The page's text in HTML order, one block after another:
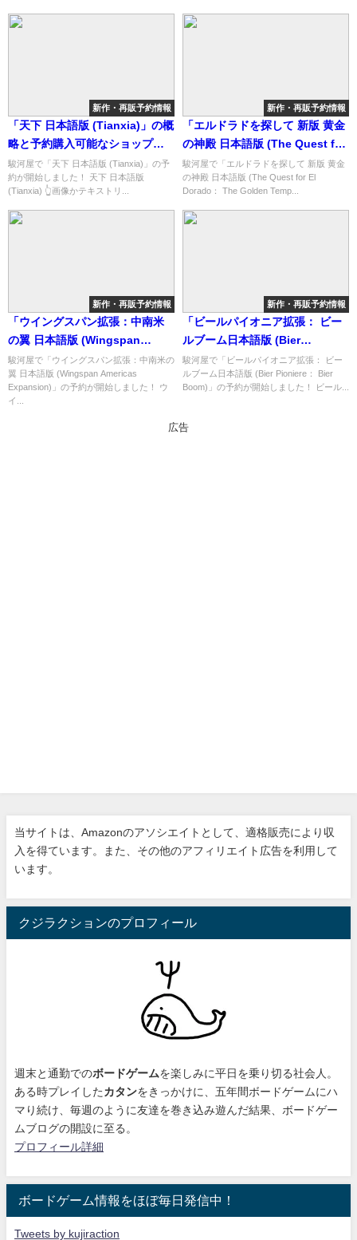
新作・再販予約情報
「天下 日本語版 (Tianxia)」の概
略と予約購入可能なショップ紹
介！
駿河屋で「天下 日本語版 (Tianxia)」の予
約が開始しました！ 天下 日本語版
(Tianxia) 👆画像かテキストリ...
新作・再販予約情報
「エルドラドを探して 新版 黄金
の神殿 日本語版 (The Quest for
El Dorado： The Golden
Temples)」の概略と予約購入可
駿河屋で「エルドラドを探して 新版 黄金
の神殿 日本語版 (The Quest for El
Dorado： The Golden Temp...
新作・再販予約情報
「ウイングスパン拡張：中南米
の翼 日本語版 (Wingspan
Americas Expansion)」の概略
と予約購入可能なショップ紹
介！
駿河屋で「ウイングスパン拡張：中南米の
翼 日本語版 (Wingspan Americas
Expansion)」の予約が開始しました！ ウ
イ...
新作・再販予約情報
「ビールパイオニア拡張： ビー
ルブーム日本語版 (Bier
Pioniere： Bier Boom)」の概略
と予約購入可能なショップ紹
駿河屋で「ビールパイオニア拡張： ビー
ルブーム日本語版 (Bier Pioniere： Bier
Boom)」の予約が開始しました！ ビール...
広告
当サイトは、Amazonのアソシエイトとして、適格販売により収
入を得ています。また、その他のアフィリエイト広告を利用して
います。
クジラクションのプロフィール
週末と通勤でのボードゲームを楽しみに平日を乗り切る社会人。
ある時プレイした カタンをきっかけに、 五年間ボードゲームにハ
マり続け 、毎週のように友達を巻き込み遊んだ結果、ボードゲー
ムブログの開設に至る。
プロフィール詳細
ボードゲーム情報をほぼ毎日発信中！
Tweets by kujiraction